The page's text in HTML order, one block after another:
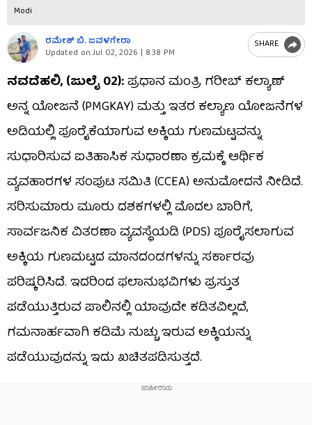
Modi
ರಮೇಶ್ ಬಿ. ಜವಳಗೇರಾ
Updated on:Jul 02, 2026 | 8:38 PM
SHARE
ನವದೆಹಲಿ, (ಜುಲೈ 02):ಪ್ರಧಾನ ಮಂತ್ರಿ ಗರೀಬ್ ಕಲ್ಯಾಣ್
ಅನ್ನ ಯೋಜನೆ (PMGKAY) ಮತ್ತು ಇತರ ಕಲ್ಯಾಣ ಯೋಜನೆಗಳ
ಅಡಿಯಲ್ಲಿ ಪೂರೈಕೆಯಾಗುವ ಅಕ್ಕಿಯ ಗುಣಮಟ್ಟವನ್ನು
ಸುಧಾರಿಸುವ ಐತಿಹಾಸಿಕ ಸುಧಾರಣಾ ಕ್ರಮಕ್ಕೆ ಆರ್ಥಿಕ
ವ್ಯವಹಾರಗಳ ಸಂಪುಟ ಸಮಿತಿ (CCEA) ಅನುಮೋದನೆ ನೀಡಿದೆ.
ಸರಿಸುಮಾರು ಮೂರು ದಶಕಗಳಲ್ಲಿ ಮೊದಲ ಬಾರಿಗೆ,
ಸಾರ್ವಜನಿಕ ವಿತರಣಾ ವ್ಯವಸ್ಥೆಯಡಿ (PDS) ಪೂರೈಸಲಾಗುವ
ಅಕ್ಕಿಯ ಗುಣಮಟ್ಟದ ಮಾನದಂಡಗಳನ್ನು ಸರ್ಕಾರವು
ಪರಿಷ್ಕರಿಸಿದೆ. ಇದರಿಂದ ಫಲಾನುಭವಿಗಳು ಪ್ರಸ್ತುತ
ಪಡೆಯುತ್ತಿರುವ ಪಾಲಿನಲ್ಲಿ ಯಾವುದೇ ಕಡಿತವಿಲ್ಲದೆ,
ಗಮನಾರ್ಹವಾಗಿ ಕಡಿಮೆ ನುಚ್ಚು ಇರುವ ಅಕ್ಕಿಯನ್ನು
ಪಡೆಯುವುದನ್ನು ಇದು ಖಚಿತಪಡಿಸುತ್ತದೆ.